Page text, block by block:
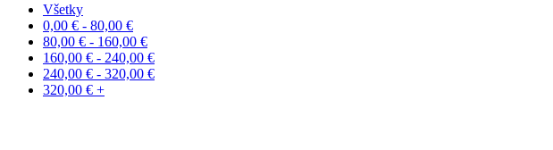
Všetky
0,00 € - 80,00 €
80,00 € - 160,00 €
160,00 € - 240,00 €
240,00 € - 320,00 €
320,00 € +